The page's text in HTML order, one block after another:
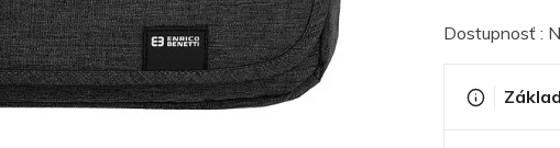
Dostupnosť :